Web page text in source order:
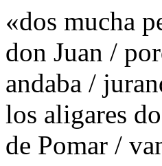
«dos mucha
don Juan /
andaba /
los aligares
de Pomar /